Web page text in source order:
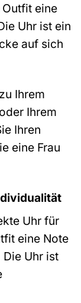
eine
Uhr ist ein
auf sich
Ihrem
Ihrem
Ihren
eine Frau
Uhr für
eine Note
Uhr ist